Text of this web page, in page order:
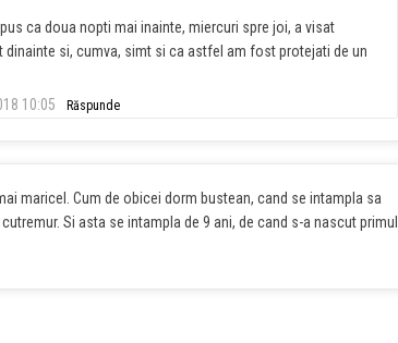
ca doua nopti mai inainte, miercuri spre joi, a visat
si, cumva, simt si ca astfel am fost protejati de un
10:05 Răspunde
maricel. Cum de obicei dorm bustean, cand se intampla sa
Si asta se intampla de 9 ani, de cand s-a nascut primul